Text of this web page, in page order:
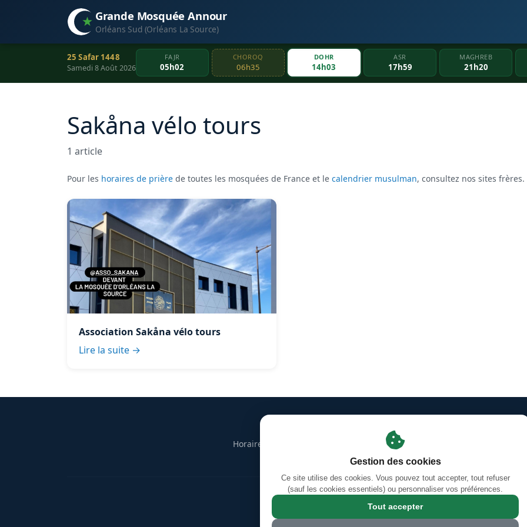
Grande Mosquée Annour
Orléans Sud (Orléans La Source)
25 Safar 1448
Samedi 8 Août 2026
FAJR
05h02
CHOROQ
06h35
DOHR
14h03
ASR
17h59
MAGHREB
21h20
Sakåna vélo tours
1 article
Pour les horaires de prière de toutes les mosquées de France et le calendrier musulman, consultez nos sites frères.
Association Sakåna vélo tours
Lire la suite →
Gestion des cookies
Horaires des prières d'Orléans-La-Source
·
Coran en ligne — Sourates
Calendrier Hégirien/Grégorien (Hijri/Miladi)
4 Rue Jules Ferry, 45100 Orléans, France
© 2026 Grande Mosquée Annour d'Orléans Sud - mosquee-orleans-sud.com
Gestion des cookies
Ce site utilise des cookies. Vous pouvez tout accepter, tout refuser
(sauf les cookies essentiels) ou personnaliser vos préférences.
Tout accepter